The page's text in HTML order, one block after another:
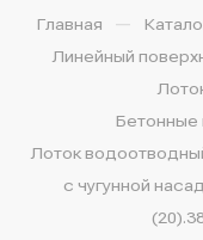
Главная —
Линейный
Бетонные
Лоток
с чугунной